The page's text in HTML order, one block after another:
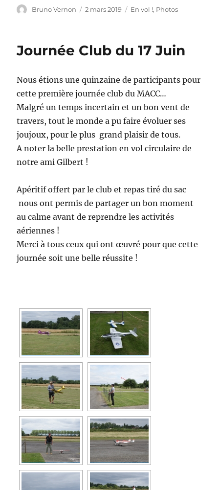
Auteur
Bruno Vernon
Publié
2 mars 2019 Catégories
En vol !, Photos
Journée Club du 17 Juin
Nous étions une quinzaine de participants pour
cette première journée club du MACC…
Malgré un temps incertain et un bon vent de
travers, tout le monde a pu faire évoluer ses
joujoux, pour le plus grand plaisir de tous.
A noter la belle prestation en vol circulaire de
notre ami Gilbert !
Apéritif offert par le club et repas tiré du sac
nous ont permis de partager un bon moment
au calme avant de reprendre les activités
aériennes !
Merci à tous ceux qui ont œuvré pour que cette
journée soit une belle réussite !